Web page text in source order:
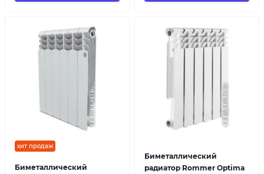
хит продаж
Биметаллический
Биметаллический
радиатор Rommer Optima